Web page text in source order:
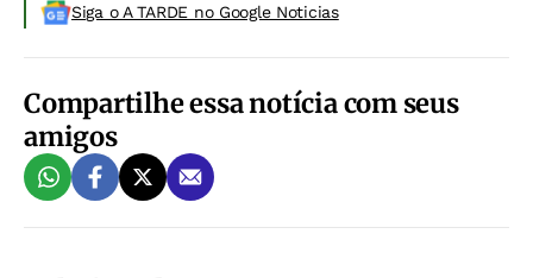
Siga o A TARDE no Google Noticias
Compartilhe essa notícia com seus
amigos